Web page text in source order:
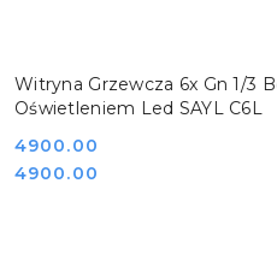
Witryna Grzewcza 6x Gn 1/3
Oświetleniem Led SAYL C6L
Cena:
4900.00
Cena:
4900.00